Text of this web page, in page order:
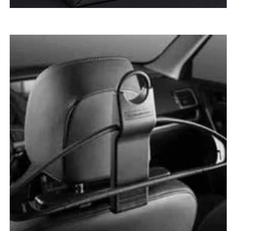
Kleerhanger Subaru
63,54€